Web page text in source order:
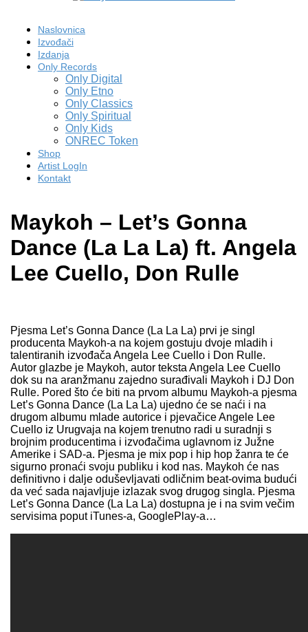
Naslovnica
Izvođači
Izdanja
Only Records
Only Digital
Only Etno
Only Classics
Only Spiritual
Only Kids
ONREC Token
Shop
Artist LogIn
Kontakt
​Maykoh – Let’s Gonna
Dance (La La La) ft. Angela
Lee Cuello, Don Rulle
Pjesma Let’s Gonna Dance (La La La) prvi je singl
producenta Maykoh-a na kojem gostuju dvoje mladih i
talentiranih izvođača Angela Lee Cuello i Don Rulle.
Autor glazbe je Maykoh, autor teksta Angela Lee Cuello
dok su na aranžmanu zajedno surađivali Maykoh i DJ Don
Rulle. Pored što će biti na prvom albumu Maykoh-a pjesma
Let’s Gonna Dance (La La La) ujedno će se naći i na
drugom albumu mlade autorice i pjevačice Angele Lee
Cuello iz Urugvaja na kojem trenutno radi u suradnji s
brojnim producentima i izvođačima uglavnom iz Južne
Amerike i SAD-a. Pjesma je mix pop i hip hop žanra te će
sigurno pronaći svoju publiku i kod nas. Maykoh će nas
definitivno i dalje oduševljavati odličnim beat-ovima budući
da već sada najavljuje izlazak svog drugog singla. Pjesma
Let’s Gonna Dance (La La La) dostupna je i na svim večim
servisima poput iTunes-a, GooglePlay-a…